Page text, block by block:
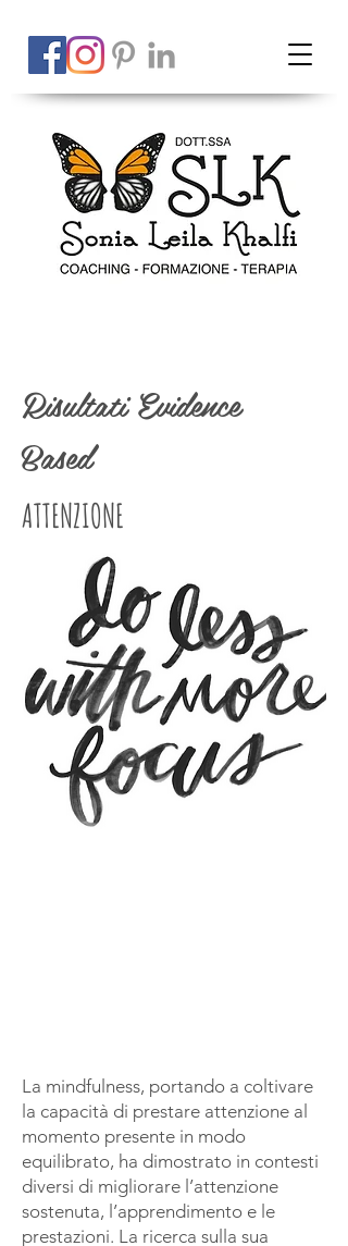
Risultati Evidence
Based
ATTENZIONE
La mindfulness, portando a coltivare
la capacità di prestare attenzione al
momento presente in modo
equilibrato, ha dimostrato in contesti
diversi di migliorare l’attenzione
sostenuta, l’apprendimento e le
prestazioni. La ricerca sulla sua